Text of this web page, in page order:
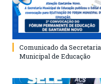
Comunicado da Secretaria
Municipal de Educação